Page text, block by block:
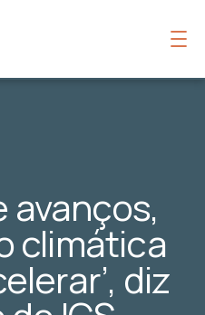
avanços,
climática
diz